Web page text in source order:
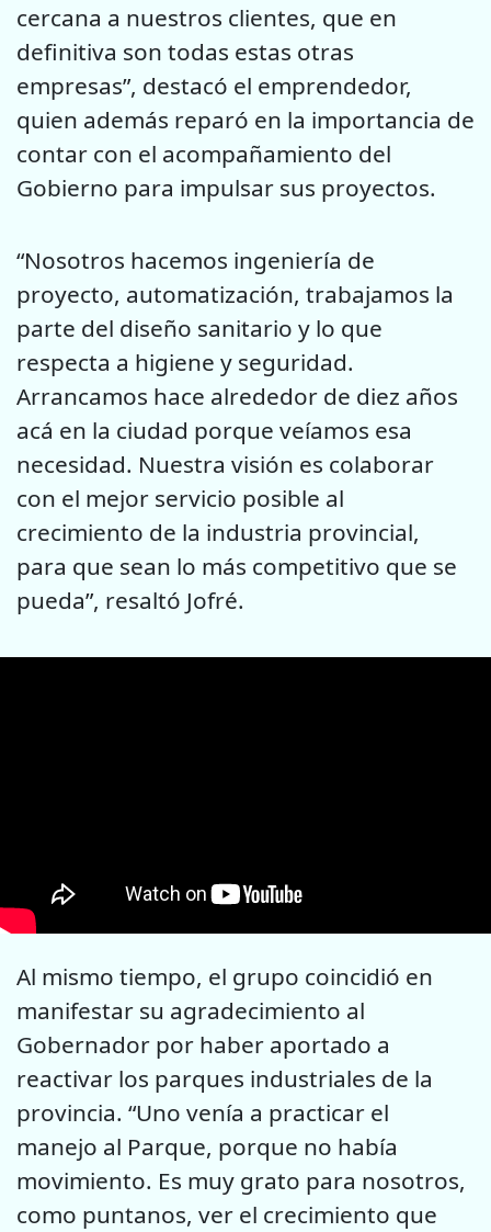
cercana a nuestros clientes, que en
definitiva son todas estas otras
empresas”, destacó el emprendedor,
quien además reparó en la importancia de
contar con el acompañamiento del
Gobierno para impulsar sus proyectos.
“Nosotros hacemos ingeniería de
proyecto, automatización, trabajamos la
parte del diseño sanitario y lo que
respecta a higiene y seguridad.
Arrancamos hace alrededor de diez años
acá en la ciudad porque veíamos esa
necesidad. Nuestra visión es colaborar
con el mejor servicio posible al
crecimiento de la industria provincial,
para que sean lo más competitivo que se
pueda”, resaltó Jofré.
Al mismo tiempo, el grupo coincidió en
manifestar su agradecimiento al
Gobernador por haber aportado a
reactivar los parques industriales de la
provincia. “Uno venía a practicar el
manejo al Parque, porque no había
movimiento. Es muy grato para nosotros,
como puntanos, ver el crecimiento que